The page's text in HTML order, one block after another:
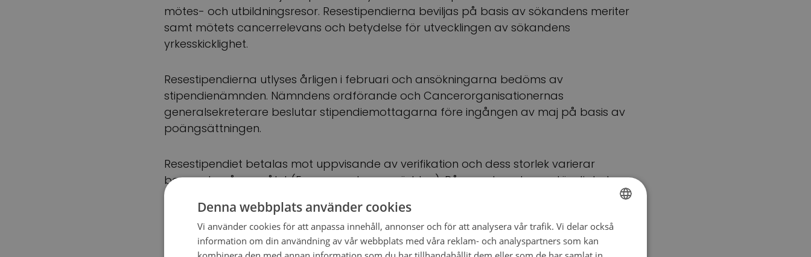
mötes- och utbildningsresor. Resestipendierna beviljas på basis av sökandens meriter
samt mötets cancerrelevans och betydelse för utvecklingen av sökandens
yrkesskicklighet.
Resestipendierna utlyses årligen i februari och ansökningarna bedöms av
stipendienämnden. Nämndens ordförande och Cancerorganisationernas
generalsekreterare beslutar stipendiemottagarna före ingången av maj på basis av
poängsättningen.
Resestipendiet betalas mot uppvisande av verifikation och dess storlek varierar
beroende på resmålet (Europa, resten av världen). På grund av de omständigheter
som coronaviruspandemin orsakat kan de resestipendier som beviljats 2020 användas
fram till utgången av 2021.
FINNISH
SWEDISH
Denna webbplats använder cookies
Vi använder cookies för att anpassa innehåll, annonser och för att analysera vår trafik. Vi delar också
information om din användning av vår webbplats med våra reklam- och analyspartners som kan